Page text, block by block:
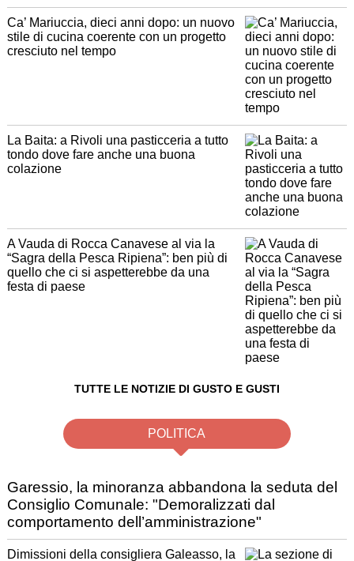
Ca’ Mariuccia, dieci anni dopo: un nuovo
stile di cucina coerente con un progetto
cresciuto nel tempo
La Baita: a Rivoli una pasticceria a tutto
tondo dove fare anche una buona
colazione
A Vauda di Rocca Canavese al via la
“Sagra della Pesca Ripiena”: ben più di
quello che ci si aspetterebbe da una
festa di paese
TUTTE LE NOTIZIE DI GUSTO E GUSTI
POLITICA
Garessio, la minoranza abbandona la seduta del
Consiglio Comunale: "Demoralizzati dal
comportamento dell’amministrazione"
Dimissioni della consigliera Galeasso, la